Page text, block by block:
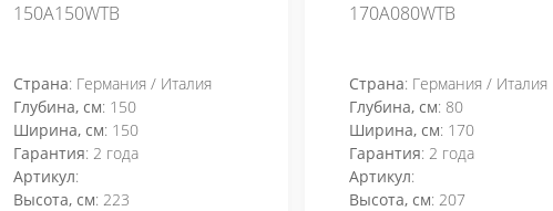
150A150WTB
Страна: Германия / Италия
Глубина, см: 150
Ширина, см: 150
Гарантия: 2 года
Артикул:
Высота, см: 223
170A080WTB
Страна: Германия / Италия
Глубина, см: 80
Ширина, см: 170
Гарантия: 2 года
Артикул:
Высота, см: 207